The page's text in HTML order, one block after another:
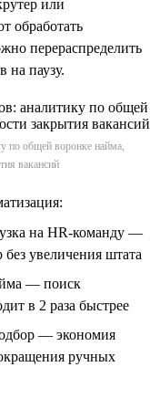
или
обработать
перераспределить
на паузу.
по общей воронке найма,
вакансий
на HR-команду —
увеличения штата
— поиск
в 2 раза быстрее
— экономия
ручных